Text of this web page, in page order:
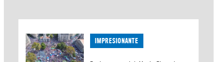
IMPRESIONANTE